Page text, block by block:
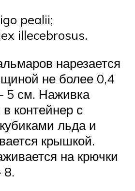
pealii;
illecebrosus.
нарезается
не более 0,4
5 см. Наживка
контейнер с
льда и
крышкой.
на крючки
8.